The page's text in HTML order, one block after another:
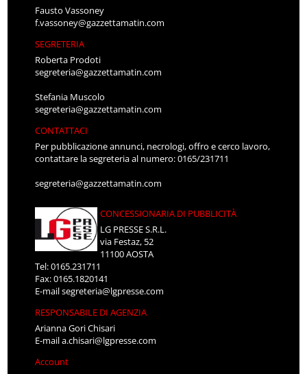
Fausto Vassoney
f.vassoney@gazzettamatin.com
SEGRETERIA
Roberta Prodoti
segreteria@gazzettamatin.com
Stefania Muscolo
segreteria@gazzettamatin.com
CONTATTACI
Per pubblicazione annunci, necrologi, offro e cerco lavoro,
contattare la segreteria al numero: 0165/231711
segreteria@gazzettamatin.com
CONCESSIONARIA DI PUBBLICITÀ
LG PRESSE S.R.L.
via Festaz, 52
11100 AOSTA
Tel: 0165.231711
Fax: 0165.1820141
E-mailsegreteria@lgpresse.com
RESPONSABILE DI AGENZIA
Arianna Gori Chisari
E-maila.chisari@lgpresse.com
Account